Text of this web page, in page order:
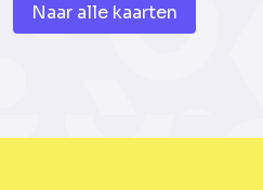
Naar alle kaarten